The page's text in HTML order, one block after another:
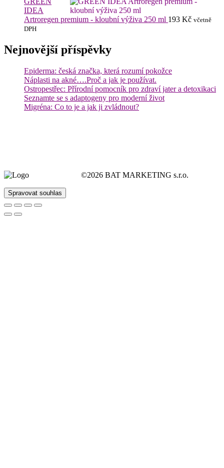
IDEA
Artroregen premium - kloubní výživa 250 ml 193 Kč včetně
DPH
Nejnovější příspěvky
Epiderma: česká značka, která rozumí pokožce
Náplasti na akné….Proč a jak je používat.
Ostropestřec: Přírodní pomocník pro zdraví jater a detoxikaci
Seznamte se s adaptogeny pro moderní život
Migréna: Co to je a jak ji zvládnout?
©2026 BAT MARKETING s.r.o.
Spravovat souhlas